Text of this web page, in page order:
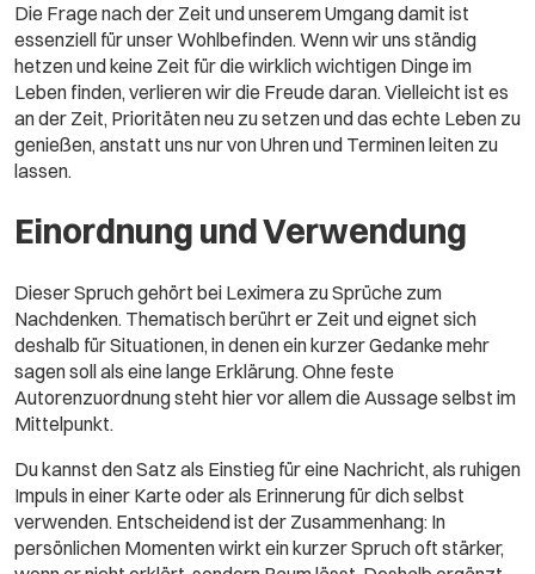
Die Frage nach der Zeit und unserem Umgang damit ist
essenziell für unser Wohlbefinden. Wenn wir uns ständig
hetzen und keine Zeit für die wirklich wichtigen Dinge im
Leben finden, verlieren wir die Freude daran. Vielleicht ist es
an der Zeit, Prioritäten neu zu setzen und das echte Leben zu
genießen, anstatt uns nur von Uhren und Terminen leiten zu
lassen.
Einordnung und Verwendung
Dieser Spruch gehört bei Leximera zu Sprüche zum
Nachdenken. Thematisch berührt er Zeit und eignet sich
deshalb für Situationen, in denen ein kurzer Gedanke mehr
sagen soll als eine lange Erklärung. Ohne feste
Autorenzuordnung steht hier vor allem die Aussage selbst im
Mittelpunkt.
Du kannst den Satz als Einstieg für eine Nachricht, als ruhigen
Impuls in einer Karte oder als Erinnerung für dich selbst
verwenden. Entscheidend ist der Zusammenhang: In
persönlichen Momenten wirkt ein kurzer Spruch oft stärker,